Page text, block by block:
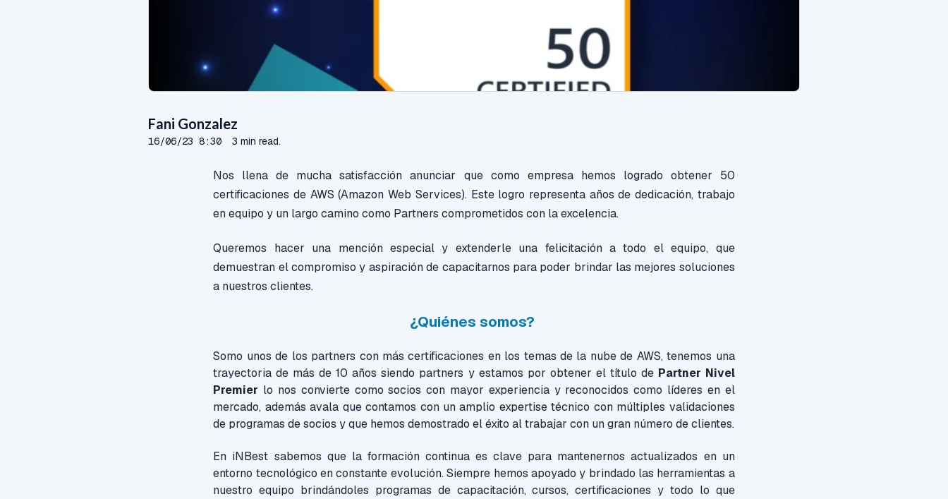
Fani Gonzalez
16/06/23 8:30 3 min read.
Nos llena de mucha satisfacción anunciar que como empresa hemos logrado obtener 50
certificaciones de AWS (Amazon Web Services). Este logro representa años de dedicación, trabajo
en equipo y un largo camino como Partners comprometidos con la excelencia.
Queremos hacer una mención especial y extenderle una felicitación a todo el equipo, que
demuestran el compromiso y aspiración de capacitarnos para poder brindar las mejores soluciones
a nuestros clientes.
¿Quiénes somos?
Somo unos de los partners con más certificaciones en los temas de la nube de AWS, tenemos una
trayectoria de más de 10 años siendo partners y estamos por obtener el título dePartner Nivel
Premier lo nos convierte como socios con mayor experiencia y reconocidos como líderes en el
mercado, además avala que contamos con un amplio expertise técnico con múltiples validaciones
de programas de socios y que hemos demostrado el éxito al trabajar con un gran número de clientes.
En iNBest sabemos que la formación continua es clave para mantenernos actualizados en un
entorno tecnológico en constante evolución. Siempre hemos apoyado y brindado las herramientas a
nuestro equipo brindándoles programas de capacitación, cursos, certificaciones y todo lo que